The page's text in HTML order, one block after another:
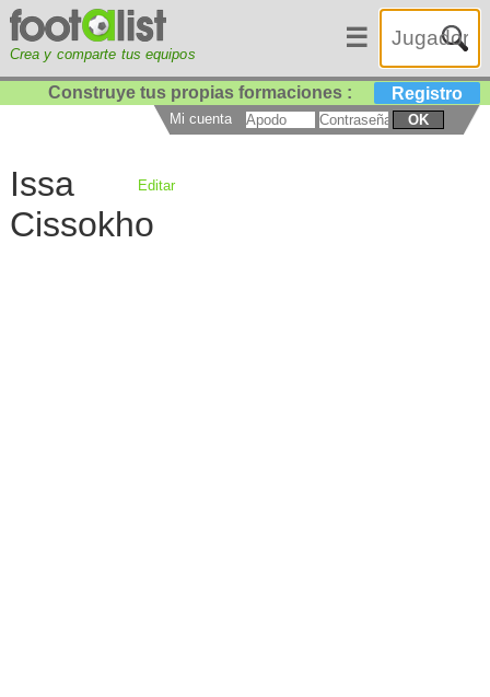
Crea y comparte tus equipos
☰
Construye tus propias formaciones : Registro
Mi cuenta OK
Issa
Cissokho
Editar